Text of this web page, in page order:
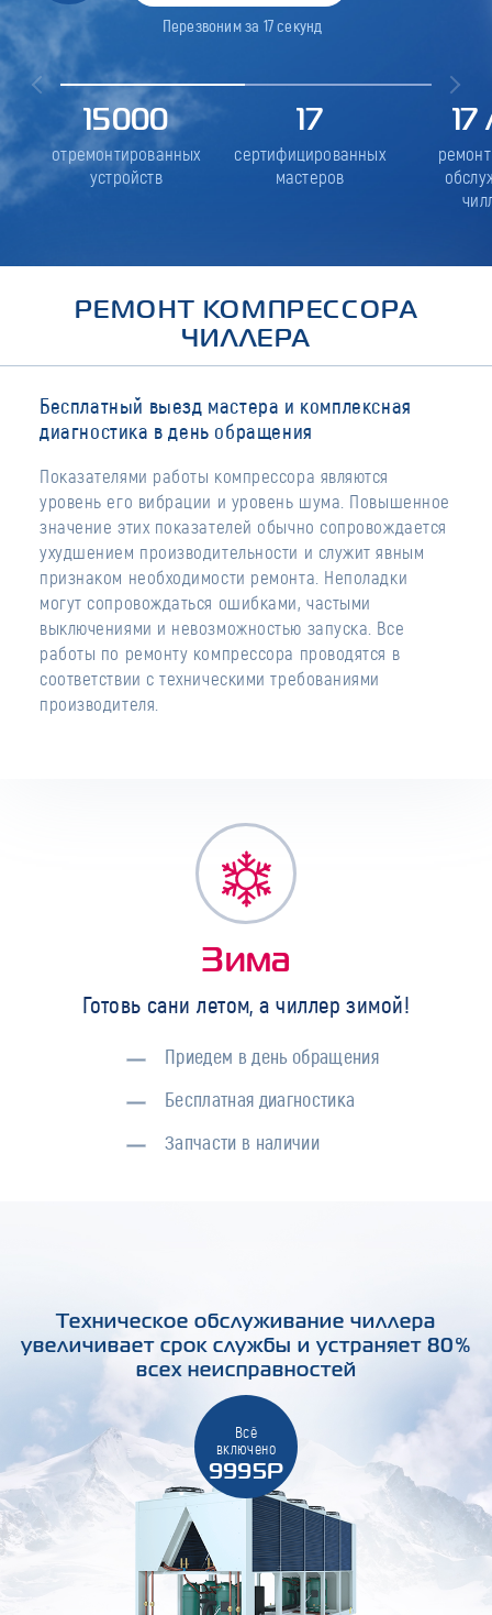
Перезвоним за 17секунд
15000
отремонтированных
устройств
17
сертифицированных
мастеров
17
РЕМОНТ КОМПРЕССОРА
ЧИЛЛЕРА
Бесплатный выезд мастера и комплексная
диагностика в день обращения
Показателями работы компрессора являются
уровень его вибрации и уровень шума. Повышенное
значение этих показателей обычно сопровождается
ухудшением производительности и служит явным
признаком необходимости ремонта. Неполадки
могут сопровождаться ошибками, частыми
выключениями и невозможностью запуска. Все
работы по ремонту компрессора проводятся в
соответствии с техническими требованиями
производителя.
Зима
Готовь сани летом, а чиллер зимой!
Приедем в день обращения
Бесплатная диагностика
Запчасти в наличии
Техническое обслуживание чиллера
увеличивает срок службы и устраняет 80%
всех неисправностей
Всё
включено
9995Р